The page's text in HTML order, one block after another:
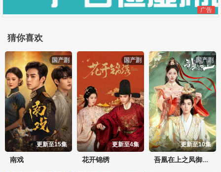
广告
猜你喜欢
国产剧
更新至15集
南戏
国产剧
更新至4集
花开锦绣
国产剧
更新至10集
吾凰在上之凤御四方